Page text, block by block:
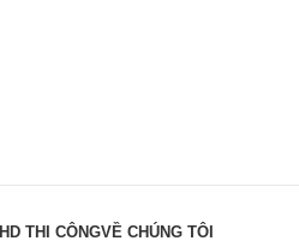
HD THI CÔNGVỀ CHÚNG TÔI